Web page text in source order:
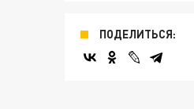
ПОДЕЛИТЬСЯ: